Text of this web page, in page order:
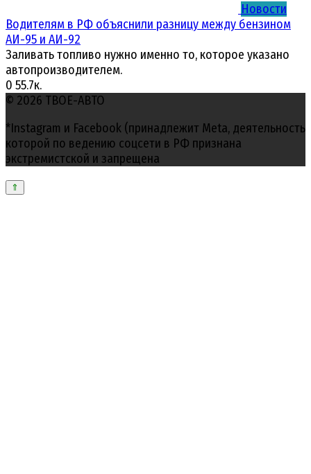
Новости
Водителям в РФ объяснили разницу между бензином
АИ-95 и АИ-92
Заливать топливо нужно именно то, которое указано
автопроизводителем.
0 55.7к.
© 2026 ТВОЕ-АВТО
*Instagram и Facebook (принадлежит Meta, деятельность
которой по ведению соцсети в РФ признана
экстремистской и запрещена